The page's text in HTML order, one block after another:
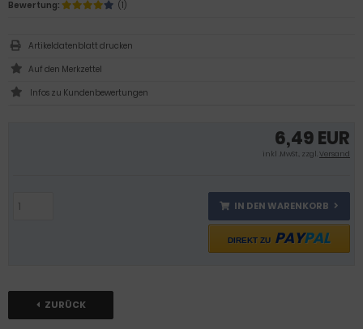
6,49 EUR
inkl .MwSt., zzgl.Versand
IN DEN WARENKORB
DIREKT ZU PAYPAL
ZURÜCK
Bewertung:
(1)
Artikeldatenblatt drucken
Infos zu Kundenbewertungen